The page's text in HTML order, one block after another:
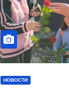
НОВОСТИ